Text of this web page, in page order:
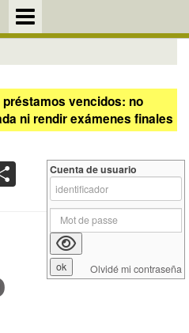
vencidos: no
ni rendir exámenes finales
Cuenta de usuario
Olvidé mi contraseña